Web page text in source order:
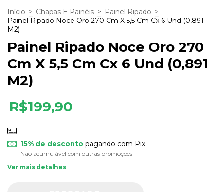
Início > Chapas E Painéis > Painel Ripado >
Painel Ripado Noce Oro 270 Cm X 5,5 Cm Cx 6 Und (0,891
M2)
Painel Ripado Noce Oro 270
Cm X 5,5 Cm Cx 6 Und (0,891
M2)
R$199,90
15% de descontopagando com Pix
Não acumulável com outras promoções
Ver mais detalhes